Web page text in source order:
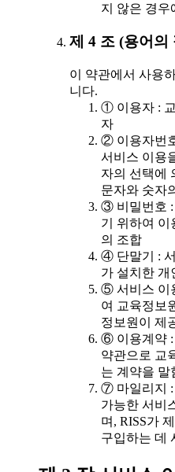
지 않은 경우
제 4 조 (용어의
이 약관에서 사용
니다.
① 이용자 :
자
② 이용자번
서비스 이용
자의 선택에
문자와 숫자
③ 비밀번호 :
기 위하여 이
의 조합
④ 단말기 :
가 설치한 개
⑤ 서비스 이
여 교육정보
정보원이 제
⑥ 이용계약 :
약관으로 교
는 계약을 말
⑦ 마일리지 :
가능한 서비
며, RISS가
구입하는 데